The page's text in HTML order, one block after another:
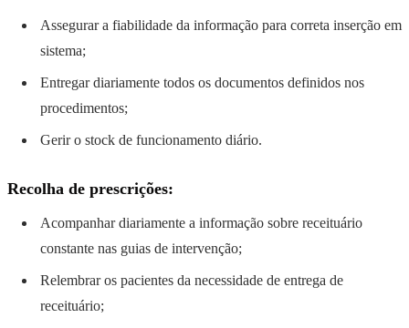
Assegurar a fiabilidade da informação para correta inserção em
sistema;
Entregar diariamente todos os documentos definidos nos
procedimentos;
Gerir o stock de funcionamento diário.
Recolha de prescrições:
Acompanhar diariamente a informação sobre receituário
constante nas guias de intervenção;
Relembrar os pacientes da necessidade de entrega de
receituário;